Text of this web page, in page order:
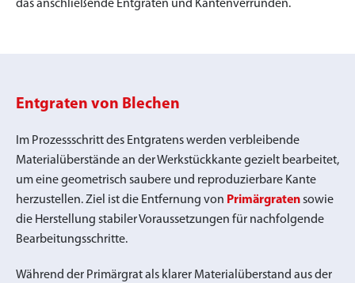
das anschließende Entgraten und Kantenverrunden.
Entgraten von Blechen
Im Prozessschritt des Entgratens werden verbleibende
Materialüberstände an der Werkstückkante gezielt bearbeitet,
um eine geometrisch saubere und reproduzierbare Kante
herzustellen. Ziel ist die Entfernung von Primärgratensowie
die Herstellung stabiler Voraussetzungen für nachfolgende
Bearbeitungsschritte.
Während der Primärgrat als klarer Materialüberstand aus der